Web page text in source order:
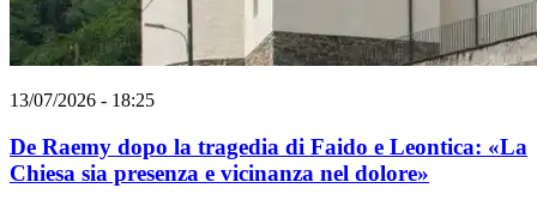
13/07/2026 - 18:25
De Raemy dopo la tragedia di Faido e Leontica: «La
Chiesa sia presenza e vicinanza nel dolore»